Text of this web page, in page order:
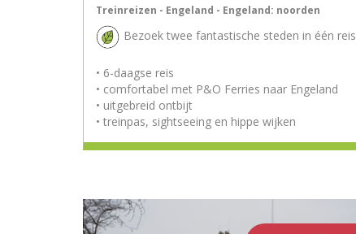
Treinreizen - Engeland - Engeland: noorden
Bezoek twee fantastische steden in één reis
• 6-daagse reis
• comfortabel met P&O Ferries naar Engeland
• uitgebreid ontbijt
• treinpas, sightseeing en hippe wijken